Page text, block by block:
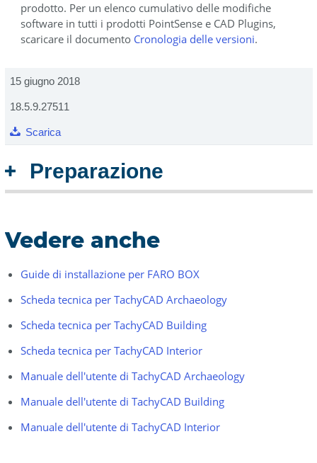
prodotto. Per un elenco cumulativo delle modifiche
software in tutti i prodotti PointSense e CAD Plugins,
scaricare il documento Cronologia delle versioni.
15 giugno 2018
18.5.9.27511
Scarica
Preparazione
Vedere anche
Guide di installazione per FARO BOX
Scheda tecnica per TachyCAD Archaeology
Scheda tecnica per TachyCAD Building
Scheda tecnica per TachyCAD Interior
Manuale dell'utente di TachyCAD Archaeology
Manuale dell'utente di TachyCAD Building
Manuale dell'utente di TachyCAD Interior